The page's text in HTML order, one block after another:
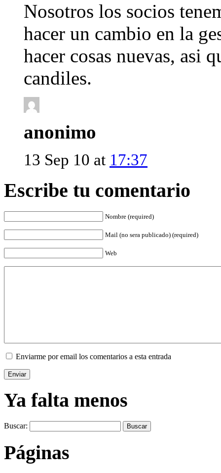
Nosotros los socios
hacer un cambio en la
hacer cosas nuevas, asi
candiles.
anonimo
13 Sep 10 at 17:37
Escribe tu comentario
Nombre (required)
Mail (no sera publicado) (required)
Web
Enviarme por email los comentarios a esta entrada
Ya falta menos
Buscar:
Páginas